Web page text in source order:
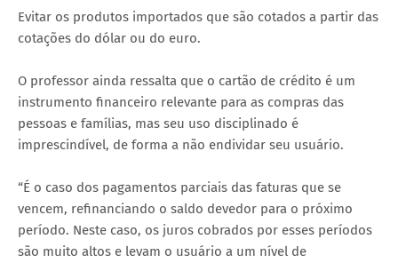
Evitar os produtos importados que são cotados a partir das
cotações do dólar ou do euro.
O professor ainda ressalta que o cartão de crédito é um
instrumento financeiro relevante para as compras das
pessoas e famílias, mas seu uso disciplinado é
imprescindível, de forma a não endividar seu usuário.
“É o caso dos pagamentos parciais das faturas que se
vencem, refinanciando o saldo devedor para o próximo
período. Neste caso, os juros cobrados por esses períodos
são muito altos e levam o usuário a um nível de